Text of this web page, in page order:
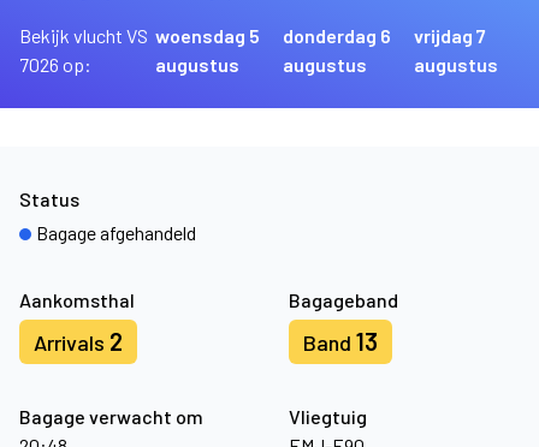
Bekijk vlucht VS
7026 op:
woensdag 5
augustus
donderdag 6
augustus
vrijdag 7
augustus
Aankomsthal
Arrivals 2
Bagageband
Band 13
Bagage verwacht om
Vliegtuig
Status
Bagage afgehandeld